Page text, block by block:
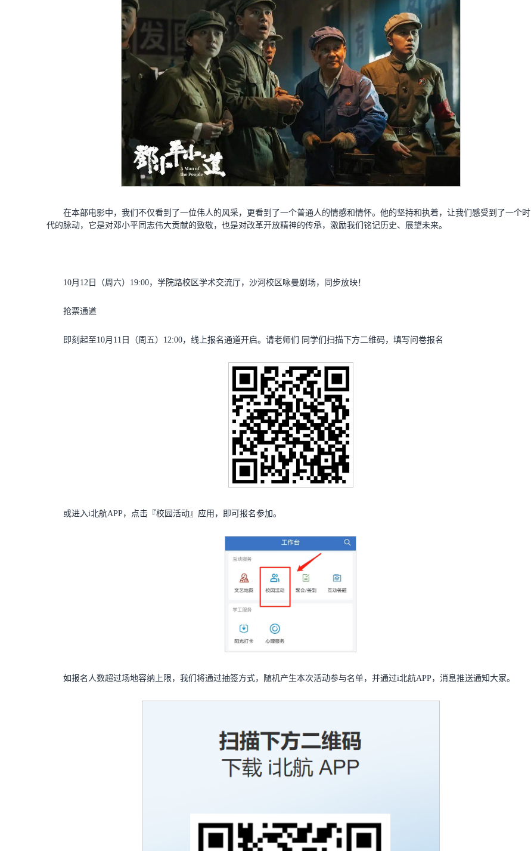
在本部电影中，我们不仅看到了一位伟人的风采，更看到了一个普通人的情感和情怀。他的坚持和执着，让我们感受到了一个时
代的脉动，它是对邓小平同志伟大贡献的致敬，也是对改革开放精神的传承，激励我们铭记历史、展望未来。
10月12日（周六）19:00，学院路校区学术交流厅，沙河校区咏曼剧场，同步放映！
抢票通道
即刻起至10月11日（周五）12:00，线上报名通道开启。请老师们 同学们扫描下方二维码，填写问卷报名
或进入i北航APP，点击『校园活动』应用，即可报名参加。
如报名人数超过场地容纳上限，我们将通过抽签方式，随机产生本次活动参与名单，并通过i北航APP，消息推送通知大家。